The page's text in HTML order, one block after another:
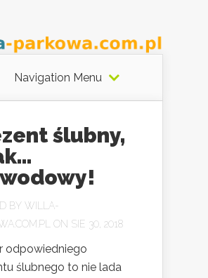
Navigation Menu
ślubny,
BY WILLA-
ON SIE 30, 2018
odpowiedniego
ślubnego to nie lada